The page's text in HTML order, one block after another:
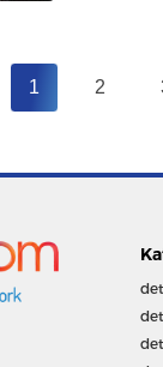
1 2